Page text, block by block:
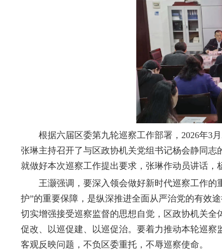
根据六届区委第九轮巡察工作部署，2026年3月
张琳主持召开了与区政协机关党组书记杨会静同
就做好本次巡察工作提出要求，张琳作动员讲话，
王灏强调，要深入领会做好新时代巡察工作的
护”的重要保障，是纵深推进全面从严治党的有效
切实增强接受巡察监督的思想自觉，区政协机关
促改、以巡促建、以巡促治。要着力推动本轮巡
客观反映问题，不负区委重托，不辱巡察使命。